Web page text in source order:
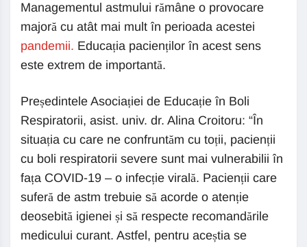
Managementul astmului rămâne o provocare
majoră cu atât mai mult în perioada acestei
pandemii. Educația pacienților în acest sens
este extrem de importantă.
Președintele Asociației de Educație în Boli
Respiratorii, asist. univ. dr. Alina Croitoru: “În
situația cu care ne confruntăm cu toții, pacienții
cu boli respiratorii severe sunt mai vulnerabilii în
fața COVID-19 – o infecție virală. Pacienții care
suferă de astm trebuie să acorde o atenție
deosebită igienei și să respecte recomandările
medicului curant. Astfel, pentru aceștia se